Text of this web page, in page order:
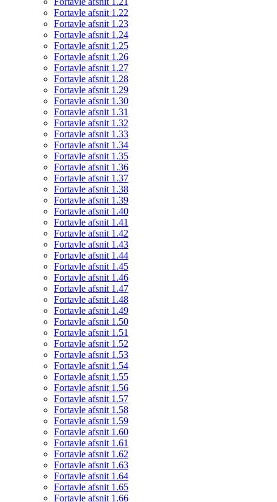
Fortavle afsnit 1.22
Fortavle afsnit 1.23
Fortavle afsnit 1.24
Fortavle afsnit 1.25
Fortavle afsnit 1.26
Fortavle afsnit 1.27
Fortavle afsnit 1.28
Fortavle afsnit 1.29
Fortavle afsnit 1.30
Fortavle afsnit 1.31
Fortavle afsnit 1.32
Fortavle afsnit 1.33
Fortavle afsnit 1.34
Fortavle afsnit 1.35
Fortavle afsnit 1.36
Fortavle afsnit 1.37
Fortavle afsnit 1.38
Fortavle afsnit 1.39
Fortavle afsnit 1.40
Fortavle afsnit 1.41
Fortavle afsnit 1.42
Fortavle afsnit 1.43
Fortavle afsnit 1.44
Fortavle afsnit 1.45
Fortavle afsnit 1.46
Fortavle afsnit 1.47
Fortavle afsnit 1.48
Fortavle afsnit 1.49
Fortavle afsnit 1.50
Fortavle afsnit 1.51
Fortavle afsnit 1.52
Fortavle afsnit 1.53
Fortavle afsnit 1.54
Fortavle afsnit 1.55
Fortavle afsnit 1.56
Fortavle afsnit 1.57
Fortavle afsnit 1.58
Fortavle afsnit 1.59
Fortavle afsnit 1.60
Fortavle afsnit 1.61
Fortavle afsnit 1.62
Fortavle afsnit 1.63
Fortavle afsnit 1.64
Fortavle afsnit 1.65
Fortavle afsnit 1.66